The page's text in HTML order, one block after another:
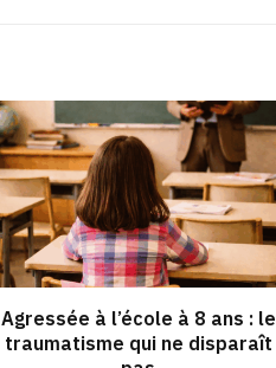
Agressée à l’école à 8 ans : le
traumatisme qui ne disparaît